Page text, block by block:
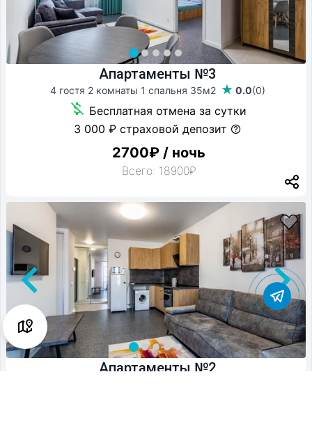
Апартаменты №3
4 гостя 2 комнаты 1 спальня 35м2 0.0(0)
Бесплатная отмена за сутки
3 000 ₽ страховой депозит
2700₽ / ночь
Всего: 18900₽
Апартаменты №2